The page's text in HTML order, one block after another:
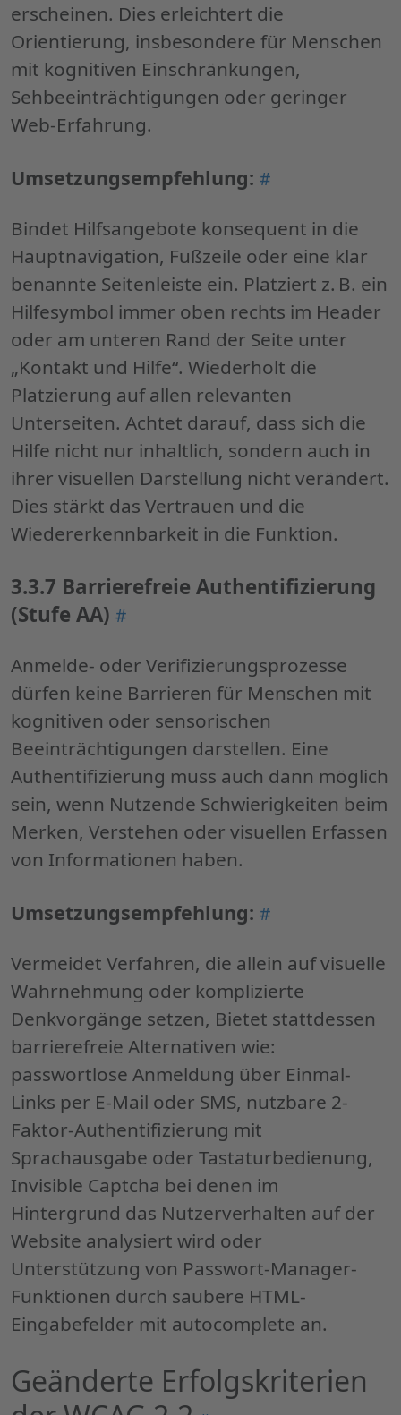
erscheinen. Dies erleichtert die
Orientierung, insbesondere für Menschen
mit kognitiven Einschränkungen,
Sehbeeinträchtigungen oder geringer
Web-Erfahrung.
Umsetzungsempfehlung: Permalink
#
Bindet Hilfsangebote konsequent in die
Hauptnavigation, Fußzeile oder eine klar
benannte Seitenleiste ein. Platziert z. B. ein
Hilfesymbol immer oben rechts im Header
oder am unteren Rand der Seite unter
„Kontakt und Hilfe“. Wiederholt die
Platzierung auf allen relevanten
Unterseiten. Achtet darauf, dass sich die
Hilfe nicht nur inhaltlich, sondern auch in
ihrer visuellen Darstellung nicht verändert.
Dies stärkt das Vertrauen und die
Wiedererkennbarkeit in die Funktion.
3.3.7 Barrierefreie Authentifizierung
(Stufe AA) Permalink
Barrierefreie
Authentifizierung
(Stufe
AA)"
#
Anmelde- oder Verifizierungsprozesse
dürfen keine Barrieren für Menschen mit
kognitiven oder sensorischen
Beeinträchtigungen darstellen. Eine
Authentifizierung muss auch dann möglich
sein, wenn Nutzende Schwierigkeiten beim
Merken, Verstehen oder visuellen Erfassen
von Informationen haben.
Umsetzungsempfehlung: Permalink
#
Vermeidet Verfahren, die allein auf visuelle
Wahrnehmung oder komplizierte
Denkvorgänge setzen, Bietet stattdessen
barrierefreie Alternativen wie:
passwortlose Anmeldung über Einmal-
Links per E-Mail oder SMS, nutzbare 2-
Faktor-Authentifizierung mit
Sprachausgabe oder Tastaturbedienung,
Invisible Captcha bei denen im
Hintergrund das Nutzerverhalten auf der
Website analysiert wird oder
Unterstützung von Passwort-Manager-
Funktionen durch saubere HTML-
Eingabefelder mit autocomplete an.
Geänderte Erfolgskriterien